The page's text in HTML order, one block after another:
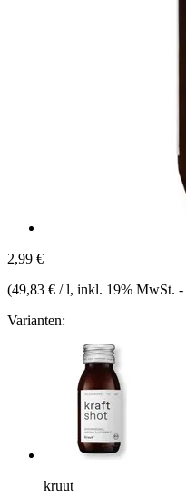
2,99 €
(49,83 € / l, inkl. 19% MwSt. -
Varianten:
kruut